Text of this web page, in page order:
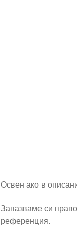
Освен ако в
Запазваме си
референция.